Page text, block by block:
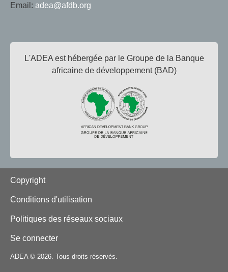
Email: adea@afdb.org
L'ADEA est hébergée par le Groupe de la Banque
africaine de développement (BAD)
Footer
Copyright
Conditions d'utilisation
Politiques des réseaux sociaux
Se connecter
ADEA © 2026. Tous droits réservés.